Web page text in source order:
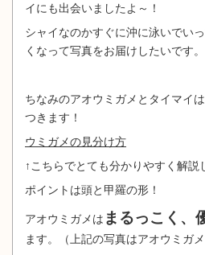
イにも出会いましたよ～！
シャイなのかすぐに沖に泳いでい
くなって写真をお届けしたいです。
ちなみのアオウミガメとタイマイ
つきます！
ウミガメの見分け方
↑こちらでとても分かりやすく解説
ポイントは頭と甲羅の形！
アオウミガメは まるっこく、
ます。（上記の写真はアオウミガメ